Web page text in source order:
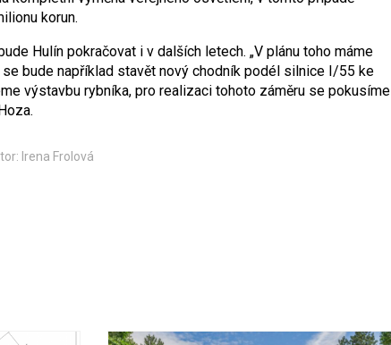
korun.
Hulín pokračovat i v dalších letech. „V plánu toho máme
bude například stavět nový chodník podél silnice I/55 ke
výstavbu rybníka, pro realizaci tohoto záměru se pokusíme
Irena Frolová